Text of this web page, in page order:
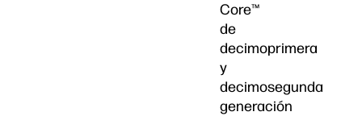
Core™
de
decimoprimera
y
decimosegunda
generación